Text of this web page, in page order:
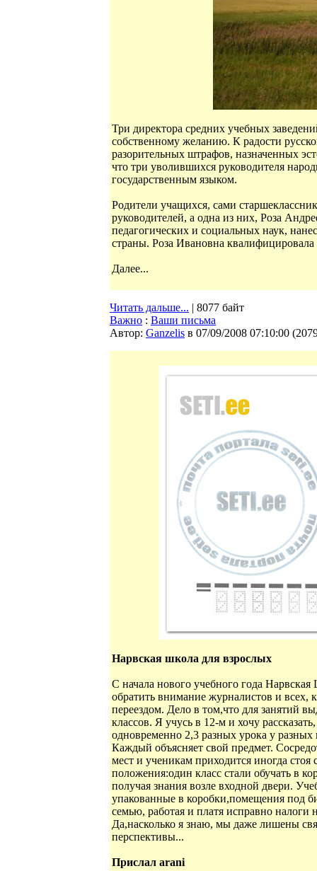
Три директора средних учебных
собственному желанию. К радости
разорительных штрафов, назначенных
что три уволившихся руководителя
государственным языком.
Родители учащихся, сами
руководителей, а одна из них, Роза
педагогических и социальных наук,
страны. Роза Ивановна
Далее...
Читать дальше... | 8077 байт
Важно : Ваши письма
Автор: Ganzelis в 07/09/2008 07:10:00 (
Нарвская школа для взрослых
С начала нового учебного года
обратить внимание журналистов и
переездом. Дело в том,что для занятий
классов. Я учусь в 12-м и хочу
одновременно 2,3 разных урока у разных
Каждый объясняет свой предмет.
мест и ученикам приходится иногда
положения:один класс стали обучать в
получая знания возле входной двери.
упакованные в коробки,помещения под
семью, работая и платя исправно налоги
Да,насколько я знаю, мы даже лишены
перспективы...
Прислал arani